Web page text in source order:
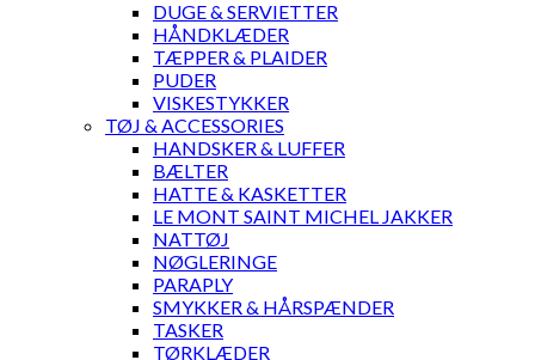
DUGE & SERVIETTER
HÅNDKLÆDER
TÆPPER & PLAIDER
PUDER
VISKESTYKKER
TØJ & ACCESSORIES
HANDSKER & LUFFER
BÆLTER
HATTE & KASKETTER
LE MONT SAINT MICHEL JAKKER
NATTØJ
NØGLERINGE
PARAPLY
SMYKKER & HÅRSPÆNDER
TASKER
TØRKLÆDER